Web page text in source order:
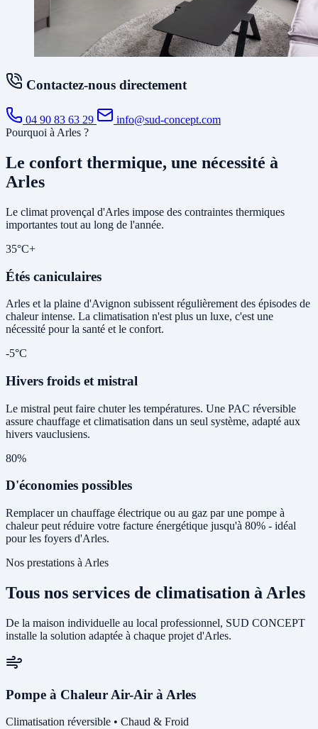
Contactez-nous directement
04 90 83 63 29
info@sud-concept.com
Pourquoi à Arles ?
Le confort thermique, une nécessité à
Arles
Le climat provençal d'Arles impose des contraintes thermiques
importantes tout au long de l'année.
35°C+
Étés caniculaires
Arles et la plaine d'Avignon subissent régulièrement des épisodes de
chaleur intense. La climatisation n'est plus un luxe, c'est une
nécessité pour la santé et le confort.
-5°C
Hivers froids et mistral
Le mistral peut faire chuter les températures. Une PAC réversible
assure chauffage et climatisation dans un seul système, adapté aux
hivers vauclusiens.
80%
D'économies possibles
Remplacer un chauffage électrique ou au gaz par une pompe à
chaleur peut réduire votre facture énergétique jusqu'à 80% - idéal
pour les foyers d'Arles.
Nos prestations à Arles
Tous nos services de climatisation à Arles
De la maison individuelle au local professionnel, SUD CONCEPT
installe la solution adaptée à chaque projet d'Arles.
Pompe à Chaleur Air-Air à Arles
Climatisation réversible • Chaud & Froid